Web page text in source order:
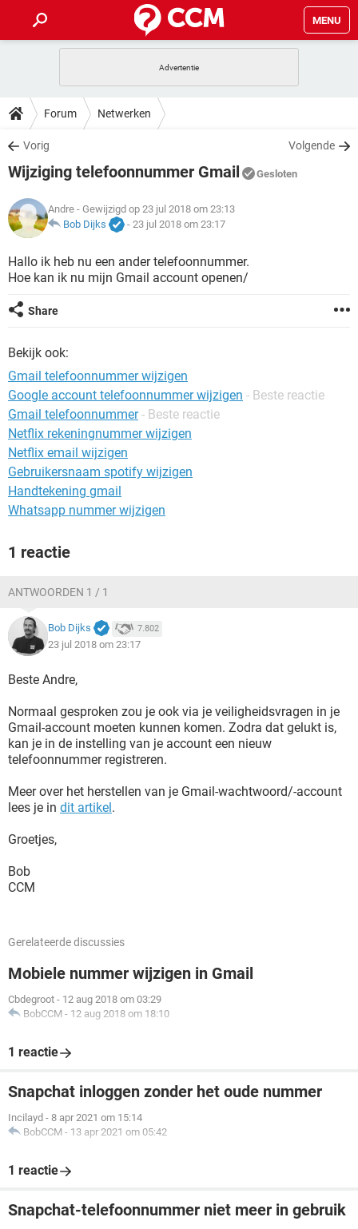
MENU
INSTAGRAM
NETFLIX
GRATIS SNAPCHAT
TIKTOK
HOW-TO
VIDEOBELLEN
GRATIS SNAPCHAT
TIKTOK
DOWNLOADS
VIDEOBELLEN GAMES
INSTAGRAM
NETFLIX CORONAVIRUS
GRATIS
TIKTOK
FORUM
VIDEOBELLEN GAMES
INSTAGRAM
NETFLIX CORONAVIRUS
ARTIKELEN
VIDEOBELLEN
INSTAGRAM WINDOWS 10
NETFLIX
TIKTOK
Forum Netwerken
Vorig Volgende
Wijziging telefoonnummer Gmail Gesloten
Andre - Gewijzigd op 23 jul 2018 om 23:13
Bob Dijks
- 23 jul 2018 om 23:17
Hallo ik heb nu een ander telefoonnummer.
Hoe kan ik nu mijn Gmail account openen/
Share
Bekijk ook:
Gmail telefoonnummer wijzigen
Google account telefoonnummer wijzigen - Beste reactie
Gmail telefoonnummer - Beste reactie
Netflix rekeningnummer wijzigen
Netflix email wijzigen
Gebruikersnaam spotify wijzigen
Handtekening gmail
Whatsapp nummer wijzigen
1 reactie
ANTWOORDEN 1 / 1
Bob Dijks 7.802
23 jul 2018 om 23:17
Beste Andre,
Normaal gesproken zou je ook via je veiligheidsvragen in je
Gmail-account moeten kunnen komen. Zodra dat gelukt is,
kan je in de instelling van je account een nieuw
telefoonnummer registreren.
Meer over het herstellen van je Gmail-wachtwoord/-account
lees je in dit artikel.
Groetjes,
Bob
CCM
Gerelateerde discussies
Mobiele nummer wijzigen in Gmail
Cbdegroot - 12 aug 2018 om 03:29
BobCCM - 12 aug 2018 om 18:10
1 reactie
Snapchat inloggen zonder het oude nummer
Incilayd - 8 apr 2021 om 15:14
BobCCM - 13 apr 2021 om 05:42
1 reactie
Snapchat-telefoonnummer niet meer in gebruik